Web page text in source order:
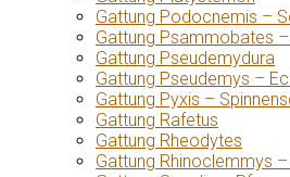
Gattung Podocnemis –
Gattung Psammobates
Gattung Pseudemydura
Gattung Pseudemys –
Gattung Pyxis –
Gattung Rafetus
Gattung Rheodytes
Gattung Rhinoclemmys